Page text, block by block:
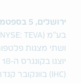
ירושלים, 5 בספטמבר 2017